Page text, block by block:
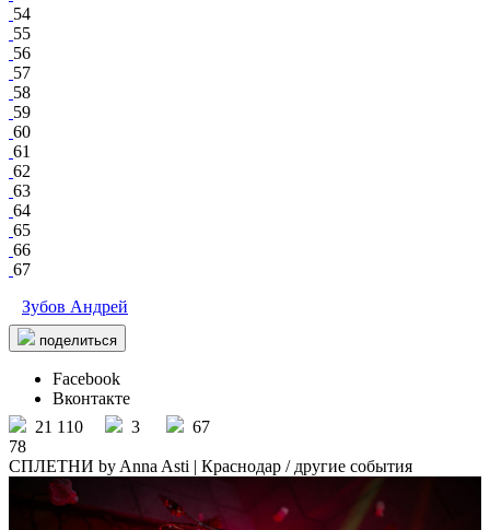
54
55
56
57
58
59
60
61
62
63
64
65
66
67
Зубов Андрей
поделиться
Facebook
Вконтакте
21 110
3
67
78
СПЛЕТНИ by Anna Asti | Краснодар / другие события